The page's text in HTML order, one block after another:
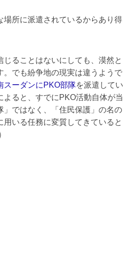
場所に派遣されているからあり得
じることはないにしても、漠然と
。でも紛争地の現実は違うようで
スーダンにPKO部隊を派遣してい
よると、すでにPKO活動自体が当
」ではなく、「住民保護」の名の
用いる任務に変質してきていると